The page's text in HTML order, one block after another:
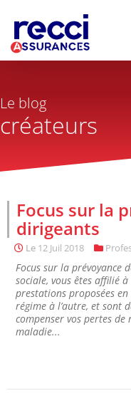
Le blog
créateurs
Focus sur la
dirigeants
Le 12 Juil 2018
Focus sur la prévoyance
sociale, vous êtes affilié
prestations proposées
régime à l’autre, et sont
compenser vos pertes de
maladie...